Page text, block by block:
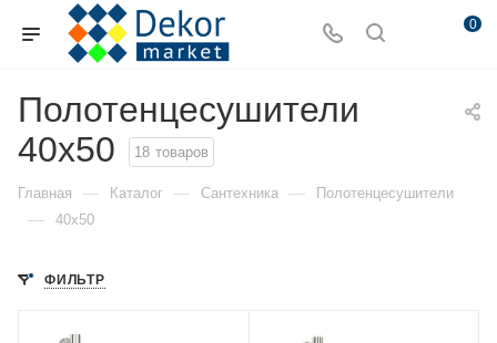
0
Полотенцесушители
40x50
18 товаров
Главная — Каталог — Сантехника — Полотенцесушители
— 40x50
ФИЛЬТР